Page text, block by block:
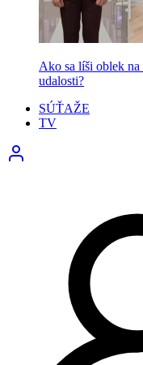
Ako sa líši oblek na
udalosti?
SÚŤAŽE
TV